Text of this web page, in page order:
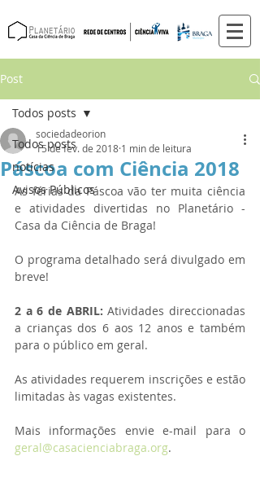
Post
Todos posts
notícias
Avisos Públicos
Todos posts
Páscoa com Ciência 2018
sociedadeorion
15 de fev. de 2018 1 min de leitura
As férias da Páscoa vão ter muita ciência
e atividades divertidas no Planetário -
Casa da Ciência de Braga!
O programa detalhado será divulgado em
breve!
2 a 6 de ABRIL: Atividades direccionadas
a crianças dos 6 aos 12 anos e também
para o público em geral.
As atividades requerem inscrições e estão
limitadas às vagas existentes.
geral@casacienciabraga.org.